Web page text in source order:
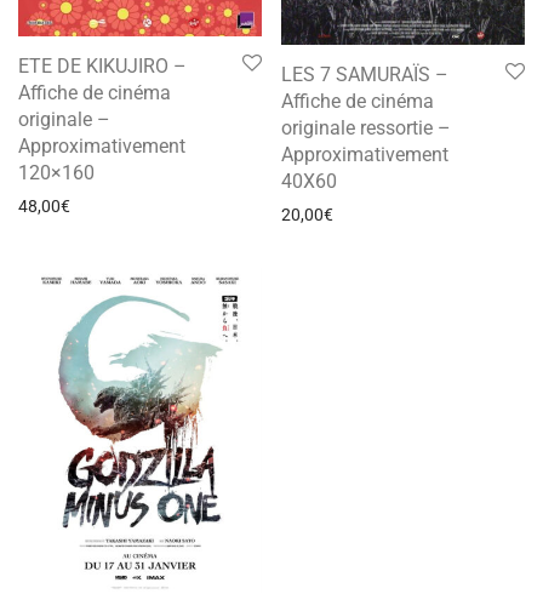
ETE DE KIKUJIRO –
Affiche de cinéma
originale –
Approximativement
120×160
48,00€
LES 7 SAMURAÏS –
Affiche de cinéma
originale ressortie –
Approximativement
40X60
20,00€